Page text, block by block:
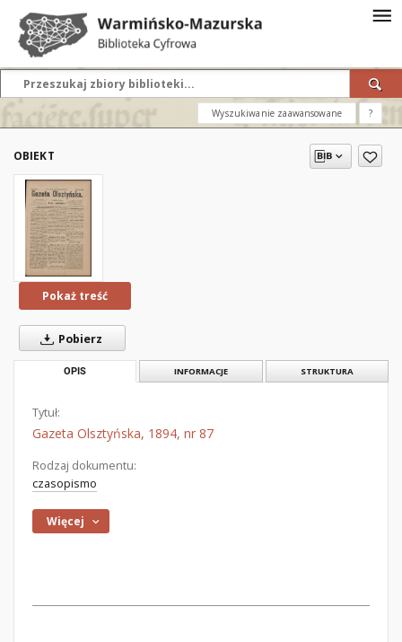
Wyszukiwanie zaawansowane ?
OBIEKT
Pokaż treść
Pobierz
OPIS INFORMACJE STRUKTURA
Tytuł:
Gazeta Olsztyńska, 1894, nr 87
Rodzaj dokumentu:
czasopismo
Więcej